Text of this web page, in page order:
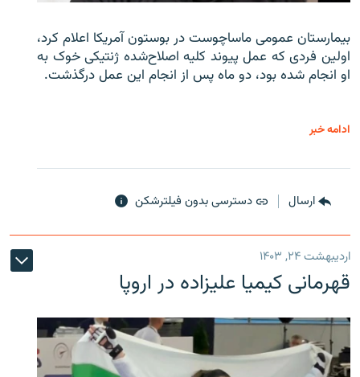
بیمارستان عمومی ماساچوست در بوستون آمریکا اعلام کرد،
اولین فردی که عمل پیوند کلیه اصلاح‌شده ژنتیکی خوک به
او انجام شده بود، دو ماه پس از انجام این عمل درگذشت.
ادامه خبر
ارسال دسترسی بدون فیلترشکن
اردیبهشت ۲۴, ۱۴۰۳
قهرمانی کیمیا علیزاده در اروپا